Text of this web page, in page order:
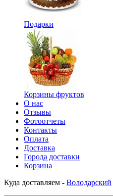
Подарки
Корзины фруктов
О нас
Отзывы
Фотоотчеты
Контакты
Оплата
Доставка
Города доставки
Корзина
Куда доставляем - Володарский